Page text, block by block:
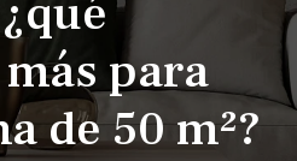
para
de 50 m²?